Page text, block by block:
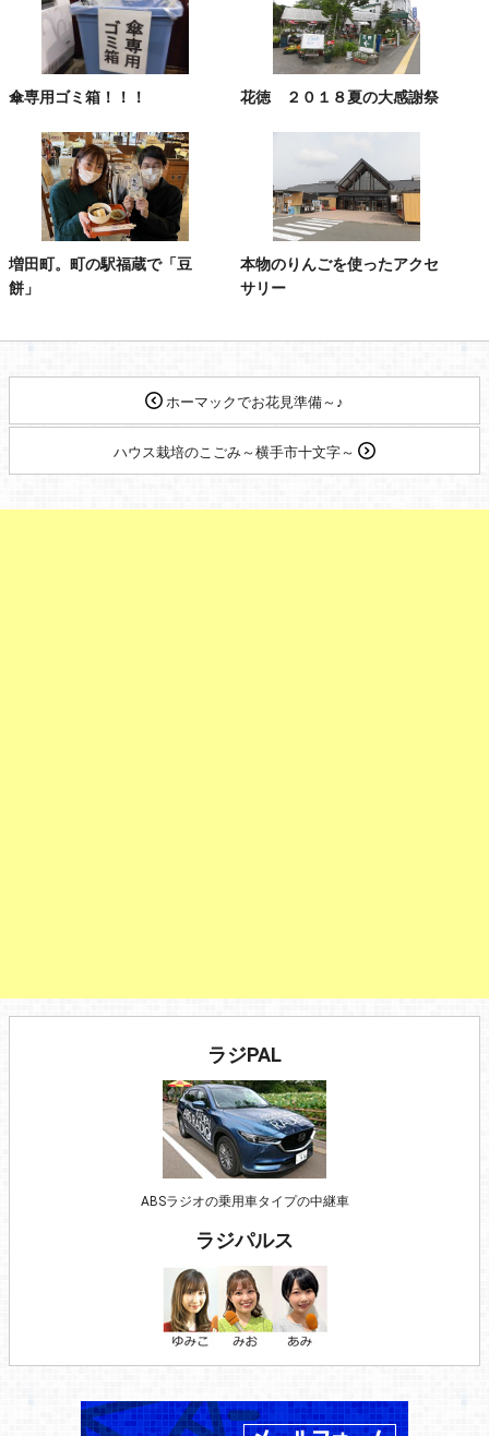
傘専用ゴミ箱！！！ 花徳 ２０１８夏の大感謝祭
増田町。町の駅福蔵で「豆
餅」
本物のりんごを使ったアクセ
サリー
ホーマックでお花見準備～♪
ハウス栽培のこごみ～横手市十文字～
ラジPAL
ABSラジオの乗用車タイプの中継車
ラジパルス